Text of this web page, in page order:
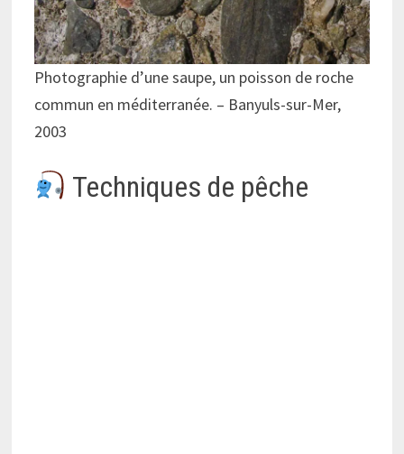
Photographie d’une saupe, un poisson de roche
commun en méditerranée. – Banyuls-sur-Mer,
2003
Techniques de pêche